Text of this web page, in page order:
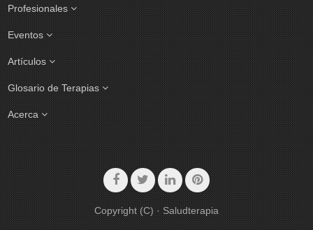
Profesionales
Eventos
Artículos
Glosario de Terapias
Acerca
Copyright (C) · Saludterapia